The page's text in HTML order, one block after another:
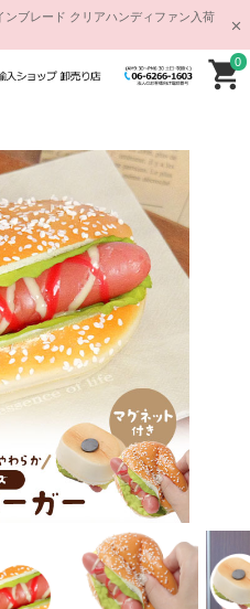
ブレード クリアハンディファン入荷
0